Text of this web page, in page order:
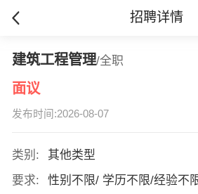
招聘详情
建筑工程管理/全职
面议
发布时间:2026-08-07
类别:
其他类型
要求:
性别不限/ 学历不限/经验不